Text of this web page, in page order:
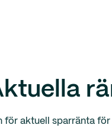
för aktuell sparränta